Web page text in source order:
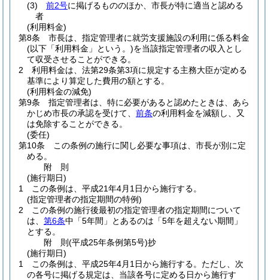
(3)
前2号に掲げるもののほか、市長が特に適当と認める
者
(利用料金)
第8条
市長は、指定管理者に就労支援施設の利用に係る料金
(以下「利用料金」という。)を当該指定管理者の収入とし
て収受させることができる。
2
利用料金は、法第29条第3項に規定する主務大臣が定める
基準により算定した費用の額とする。
(利用料金の減免)
第9条
指定管理者は、特に必要があると認めたときは、あら
かじめ市長の承認を受けて、 前条の利用料金を減額し、又
は免除することができる。
(委任)
第10条
この条例の施行に関し必要な事項は、市長が別に定
める。
附 則
(施行期日)
1
この条例は、平成21年4月1日から施行する。
(指定管理者の指定期間の特例)
2
この条例の施行後最初の指定管理者の指定期間について
は、 第6条中「5年間」とあるのは「5年を超えない期間」
とする。
附 則(平成25年条例第5号)抄
(施行期日)
1
この条例は、平成25年4月1日から施行する。 ただし、次
の各号に掲げる規定は、当該各号に定める日から施行す